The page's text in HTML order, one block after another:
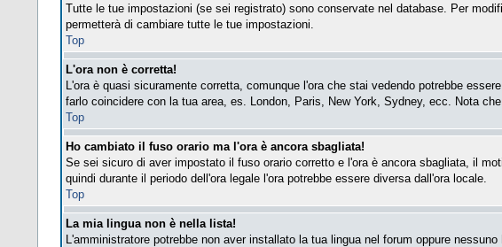
Tutte le tue impostazioni (se sei registrato) sono conservate nel database. Per
permetterà di cambiare tutte le tue impostazioni.
Top
L'ora non è corretta!
L'ora è quasi sicuramente corretta, comunque l'ora che stai vedendo potrebbe
farlo coincidere con la tua area, es. London, Paris, New York, Sydney, ecc. Nota
Top
Ho cambiato il fuso orario ma l'ora è ancora sbagliata!
Se sei sicuro di aver impostato il fuso orario corretto e l'ora è ancora sbagliata, il
quindi durante il periodo dell'ora legale l'ora potrebbe essere diversa dall'ora locale.
Top
La mia lingua non è nella lista!
L'amministratore potrebbe non aver installato la tua lingua nel forum oppure